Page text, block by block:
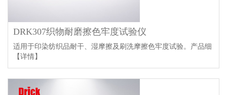
DRK307织物耐磨擦色牢度试验仪
适用于印染纺织品耐干、湿摩擦及刷洗摩擦色牢度试验。产品细
【详情】